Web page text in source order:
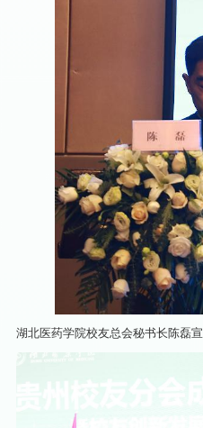
湖北医药学院校友总会秘书长陈磊